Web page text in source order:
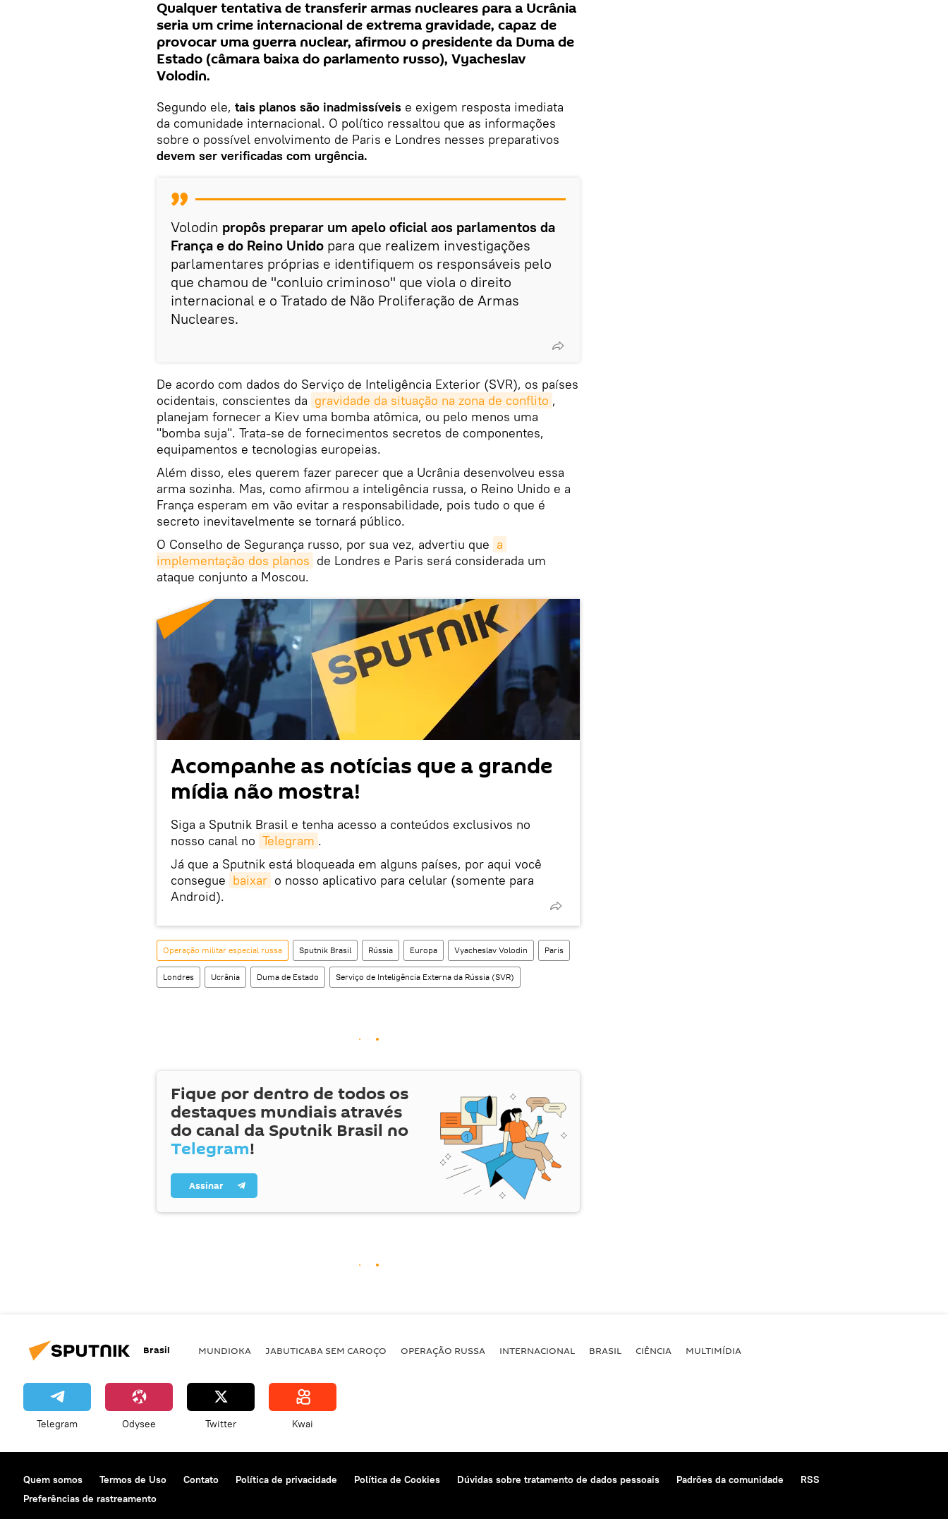
Qualquer tentativa de transferir armas nucleares para a Ucrânia
seria um crime internacional de extrema gravidade, capaz de
provocar uma guerra nuclear, afirmou o presidente da Duma de
Estado (câmara baixa do parlamento russo), Vyacheslav
Volodin.
Segundo ele, tais planos são inadmissíveis e exigem resposta imediata
da comunidade internacional. O político ressaltou que as informações
sobre o possível envolvimento de Paris e Londres nesses preparativos
devem ser verificadas com urgência.
Volodin propôs preparar um apelo oficial aos parlamentos da
França e do Reino Unido para que realizem investigações
parlamentares próprias e identifiquem os responsáveis pelo
que chamou de "conluio criminoso" que viola o direito
internacional e o Tratado de Não Proliferação de Armas
Nucleares.
De acordo com dados do Serviço de Inteligência Exterior (SVR), os países
ocidentais, conscientes da gravidade da situação na zona de conflito ,
planejam fornecer a Kiev uma bomba atômica, ou pelo menos uma
"bomba suja". Trata-se de fornecimentos secretos de componentes,
equipamentos e tecnologias europeias.
Além disso, eles querem fazer parecer que a Ucrânia desenvolveu essa
arma sozinha. Mas, como afirmou a inteligência russa, o Reino Unido e a
França esperam em vão evitar a responsabilidade, pois tudo o que é
secreto inevitavelmente se tornará público.
O Conselho de Segurança russo, por sua vez, advertiu que a
implementação dos planos de Londres e Paris será considerada um
ataque conjunto a Moscou.
Acompanhe as notícias que a grande
mídia não mostra!
Siga a Sputnik Brasil e tenha acesso a conteúdos exclusivos no
nosso canal no Telegram .
Já que a Sputnik está bloqueada em alguns países, por aqui você
consegue baixar o nosso aplicativo para celular (somente para
Android).
Operação militar especial russa Sputnik Brasil Rússia Europa Vyacheslav Volodin Paris
Londres Ucrânia Duma de Estado Serviço de Inteligência Externa da Rússia (SVR)
Fique por dentro de todos os
destaques mundiais através
do canal da Sputnik Brasil no
Telegram!
Assinar
Brasil MUNDIOKA JABUTICABA SEM CAROÇO OPERAÇÃO RUSSA INTERNACIONAL BRASIL CIÊNCIA MULTIMÍDIA
Telegram Odysee Twitter Kwai
Quem somos Termos de Uso Contato Política de privacidade Política de Cookies Dúvidas sobre tratamento de dados pessoais Padrões da comunidade
RSS
Preferências de rastreamento